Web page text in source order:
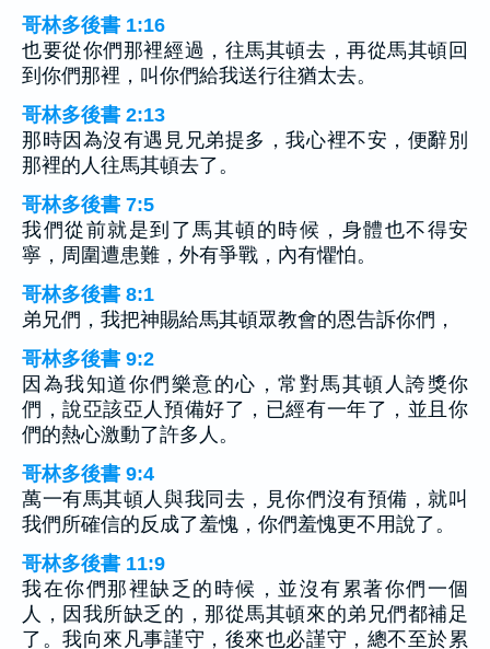
哥林多後書 1:16
也要從你們那裡經過，往馬其頓去，再從馬其頓回
到你們那裡，叫你們給我送行往猶太去。
哥林多後書 2:13
那時因為沒有遇見兄弟提多，我心裡不安，便辭別
那裡的人往馬其頓去了。
哥林多後書 7:5
我們從前就是到了馬其頓的時候，身體也不得安
寧，周圍遭患難，外有爭戰，內有懼怕。
哥林多後書 8:1
弟兄們，我把神賜給馬其頓眾教會的恩告訴你們，
哥林多後書 9:2
因為我知道你們樂意的心，常對馬其頓人誇獎你
們，說亞該亞人預備好了，已經有一年了，並且你
們的熱心激動了許多人。
哥林多後書 9:4
萬一有馬其頓人與我同去，見你們沒有預備，就叫
我們所確信的反成了羞愧，你們羞愧更不用說了。
哥林多後書 11:9
我在你們那裡缺乏的時候，並沒有累著你們一個
人，因我所缺乏的，那從馬其頓來的弟兄們都補足
了。我向來凡事謹守，後來也必謹守，總不至於累